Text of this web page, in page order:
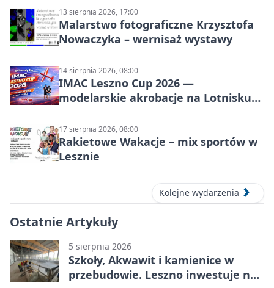
13 sierpnia 2026, 17:00
Malarstwo fotograficzne Krzysztofa
Nowaczyka – wernisaż wystawy
14 sierpnia 2026, 08:00
IMAC Leszno Cup 2026 —
modelarskie akrobacje na Lotnisku
17 sierpnia 2026, 08:00
Rakietowe Wakacje – mix sportów w
Lesznie
Kolejne wydarzenia
Ostatnie Artykuły
5 sierpnia 2026
Szkoły, Akwawit i kamienice w
przebudowie. Leszno inwestuje na